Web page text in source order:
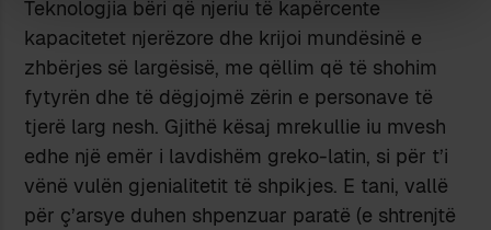
Teknologjia bëri që njeriu të kapërcente
kapacitetet njerëzore dhe krijoi mundësinë e
zhbërjes së largësisë, me qëllim që të shohim
fytyrën dhe të dëgjojmë zërin e personave të
tjerë larg nesh. Gjithë kësaj mrekullie iu mvesh
edhe një emër i lavdishëm greko-latin, si për t’i
vënë vulën gjenialitetit të shpikjes. E tani, vallë
për ç’arsye duhen shpenzuar paratë (e shtrenjtë